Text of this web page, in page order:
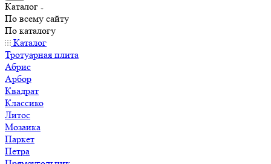
Каталог
По всему сайту
По каталогу
Каталог
Тротуарная плита
Абрис
Арбор
Квадрат
Классико
Литос
Мозаика
Паркет
Петра